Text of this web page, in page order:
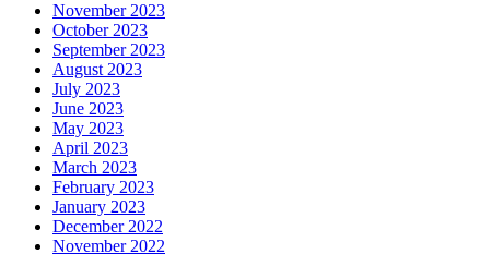
November 2023
October 2023
September 2023
August 2023
July 2023
June 2023
May 2023
April 2023
March 2023
February 2023
January 2023
December 2022
November 2022